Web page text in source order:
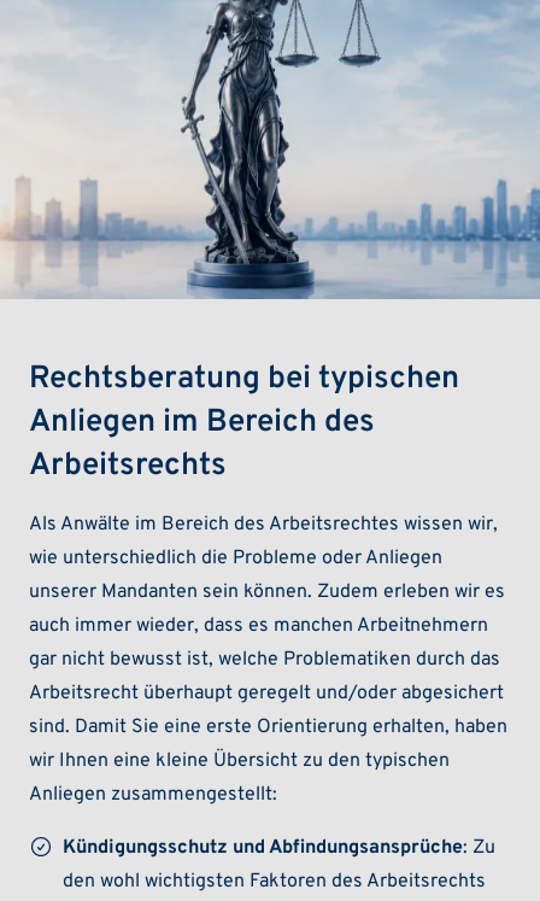
Rechtsberatung bei typischen
Anliegen im Bereich des
Arbeitsrechts
Als Anwälte im Bereich des Arbeitsrechtes wissen wir,
wie unterschiedlich die Probleme oder Anliegen
unserer Mandanten sein können. Zudem erleben wir es
auch immer wieder, dass es manchen Arbeitnehmern
gar nicht bewusst ist, welche Problematiken durch das
Arbeitsrecht überhaupt geregelt und/oder abgesichert
sind. Damit Sie eine erste Orientierung erhalten, haben
wir Ihnen eine kleine Übersicht zu den typischen
Anliegen zusammengestellt:
Kündigungsschutz und Abfindungsansprüche: Zu
den wohl wichtigsten Faktoren des Arbeitsrechts